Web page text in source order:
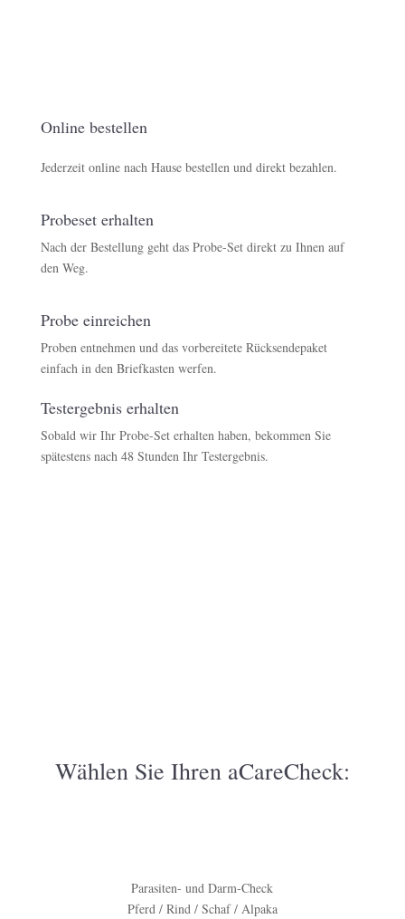
Online bestellen
Jederzeit online nach Hause bestellen und direkt bezahlen.
Probeset erhalten
Nach der Bestellung geht das Probe-Set direkt zu Ihnen auf
den Weg.
Probe einreichen
Proben entnehmen und das vorbereitete Rücksendepaket
einfach in den Briefkasten werfen.
Testergebnis erhalten
Sobald wir Ihr Probe-Set erhalten haben, bekommen Sie
spätestens nach 48 Stunden Ihr Testergebnis.
Wählen Sie Ihren aCareCheck:
Parasiten- und Darm-Check
Pferd / Rind / Schaf / Alpaka